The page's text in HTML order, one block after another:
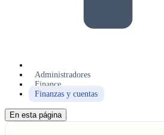
Administradores
Finance
Finanzas y cuentas
En esta página